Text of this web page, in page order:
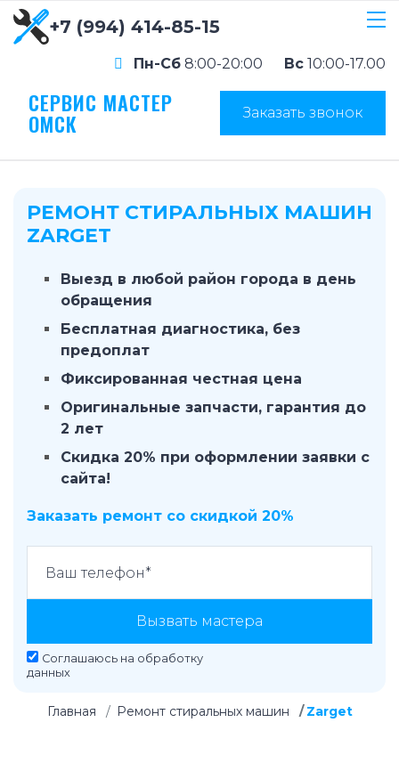
+7 (994) 414-85-15
Пн-Сб 8:00-20:00 Вс 10:00-17.00
СЕРВИС МАСТЕР
ОМСК Заказать звонок
РЕМОНТ СТИРАЛЬНЫХ МАШИН
ZARGET
Выезд в любой район города в день
обращения
Бесплатная диагностика, без
предоплат
Фиксированная честная цена
Оригинальные запчасти, гарантия до
2 лет
Скидка 20% при оформлении заявки с
сайта!
Заказать ремонт со скидкой 20%
Вызвать мастера
Соглашаюсь на обработку
данных
Главная Ремонт стиральных машин Zarget